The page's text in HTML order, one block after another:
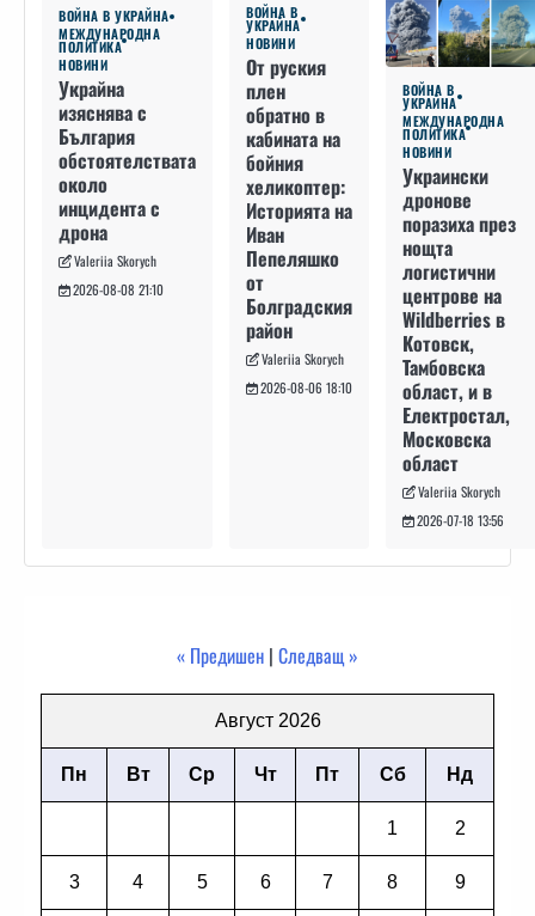
ВОЙНА В УКРАЙНА
МЕЖДУНАРОДНА
ПОЛИТИКА
НОВИНИ
Украйна
изяснява с
България
обстоятелствата
около
инцидента с
дрона
Valeriia Skorych
2026-08-08 21:10
ВОЙНА В
УКРАЙНА
НОВИНИ
От руския
плен
обратно в
кабината на
бойния
хеликоптер:
Историята на
Иван
Пепеляшко
от
Болградския
район
Valeriia Skorych
2026-08-06 18:10
ВОЙНА В
УКРАЙНА
МЕЖДУНАРОДНА
ПОЛИТИКА
НОВИНИ
Украински
дронове
поразиха през
нощта
логистични
центрове на
Wildberries в
Котовск,
Тамбовска
област, и в
Електростал,
Московска
област
Valeriia Skorych
2026-07-18 13:56
« Предишен | Следващ »
Август 2026
Пн Вт Ср Чт Пт Сб Нд
1 2
3 4 5 6 7 8 9